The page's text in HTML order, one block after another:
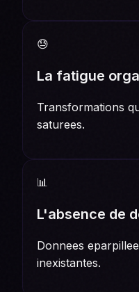
😓
La fatigue
Transformations
saturees.
📊
L'absence de
Donnees
inexistantes.